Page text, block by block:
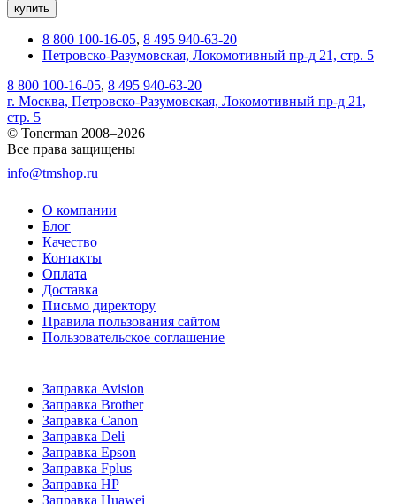
купить
8 800 100-16-05, 8 495 940-63-20
Петровско-Разумовская, Локомотивный пр-д 21, стр. 5
8 800 100-16-05, 8 495 940-63-20
г. Москва, Петровско-Разумовская, Локомотивный пр-д 21,
стр. 5
© Tonerman 2008–2026
Все права защищены
info@tmshop.ru
О компании
Блог
Качество
Контакты
Оплата
Доставка
Письмо директору
Правила пользования сайтом
Пользовательское соглашение
Заправка Avision
Заправка Brother
Заправка Canon
Заправка Deli
Заправка Epson
Заправка Fplus
Заправка HP
Заправка Huawei